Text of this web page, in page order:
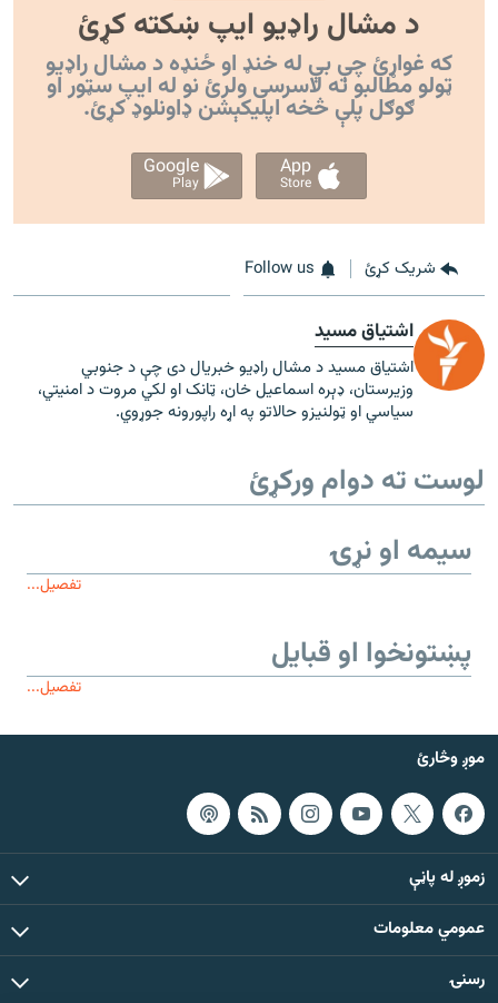
د مشال راډیو ایپ ښکته کړئ
که غواړئ چې بې له خنډ او ځنډه د مشال راډیو
ټولو مطالبو ته لاسرسی ولرئ نو له ایپ سټور او
ګوګل پلې څخه اپليکېشن ډاونلوډ کړئ.
App
Store
Google
Play
شریک کړئ Follow us
اشتیاق مسید
اشتیاق مسید د مشال راډیو خبریال دی چې د جنوبي
وزیرستان، ډېره اسماعیل خان، ټانک او لکي مروت د امنیتي،
سیاسي او ټولنیزو حالاتو په اړه راپورونه جوړوي.
لوست ته دوام ورکړئ
سیمه او نړۍ
تفصیل...
پښتونخوا او قبایل
تفصیل...
موږ وڅارئ
زموږ له پاڼې
عمومي معلومات
رسنۍ